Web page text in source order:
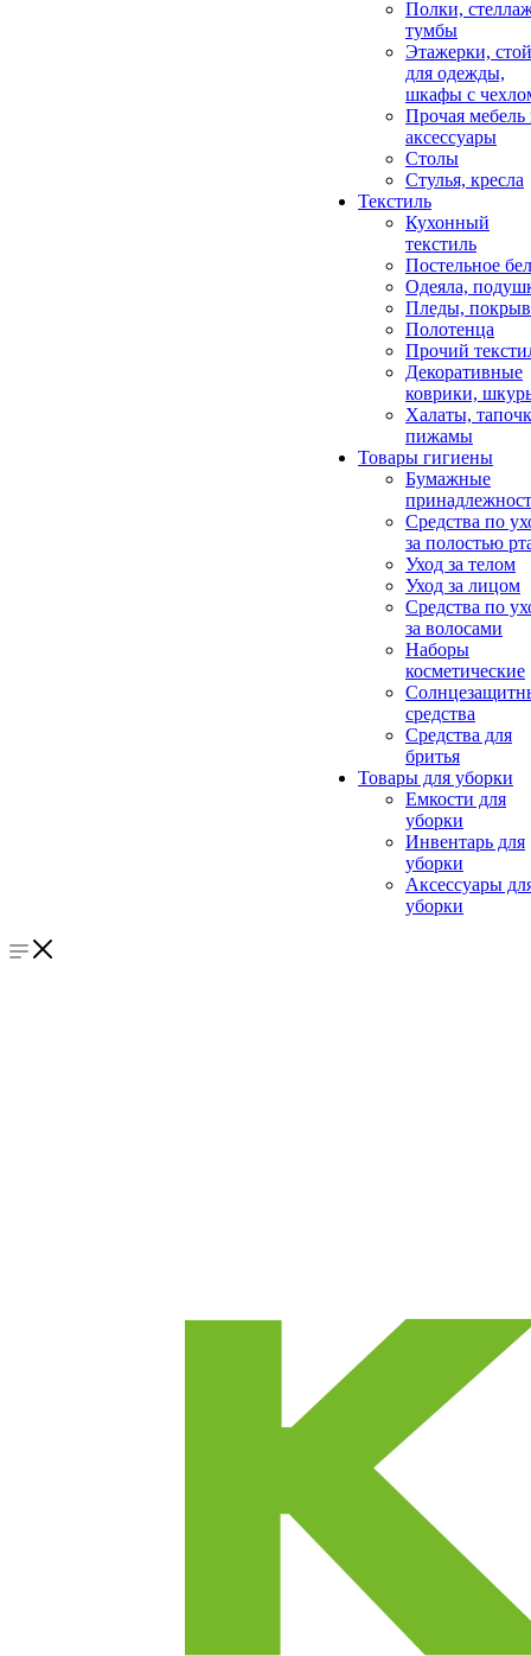
Полки,
тумбы
Этажерки,
для одежды,
шкафы с
Прочая мебель
аксессуары
Столы
Стулья, кресла
Текстиль
Кухонный
текстиль
Постельное
Одеяла,
Пледы,
Полотенца
Прочий
Декоративные
коврики,
Халаты,
пижамы
Товары гигиены
Бумажные
Средства по
за полостью
Уход за телом
Уход за лицом
Средства по
за волосами
Наборы
косметические
средства
Средства для
бритья
Товары для уборки
Емкости для
уборки
Инвентарь для
уборки
Аксессуары
уборки